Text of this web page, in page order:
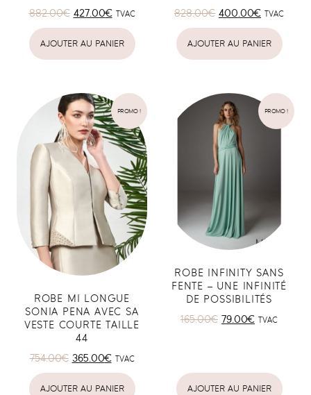
882.00€ 427.00€ TVAC
AJOUTER AU PANIER
828.00€ 400.00€ TVAC
AJOUTER AU PANIER
PROMO !
ROBE MI LONGUE
SONIA PENA AVEC SA
VESTE COURTE TAILLE
44
754.00€ 365.00€ TVAC
AJOUTER AU PANIER
PROMO !
ROBE INFINITY SANS
FENTE – UNE INFINITÉ
DE POSSIBILITÉS
165.00€ 79.00€ TVAC
AJOUTER AU PANIER